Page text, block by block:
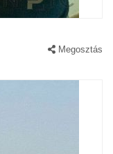
Megosztás